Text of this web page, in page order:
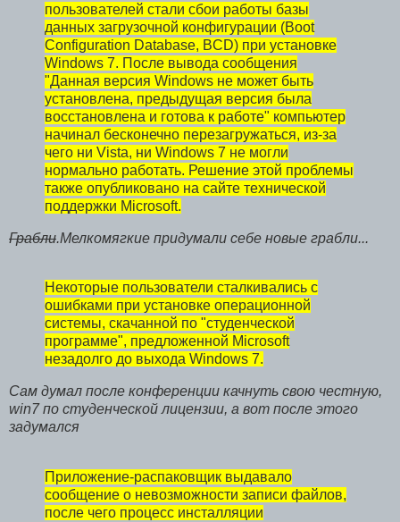
пользователей стали сбои работы базы
данных загрузочной конфигурации (Boot
Configuration Database, BCD) при установке
Windows 7. После вывода сообщения
"Данная версия Windows не может быть
установлена, предыдущая версия была
восстановлена и готова к работе" компьютер
начинал бесконечно перезагружаться, из-за
чего ни Vista, ни Windows 7 не могли
нормально работать. Решение этой проблемы
также опубликовано на сайте технической
поддержки Microsoft.
Грабли.Мелкомягкие придумали себе новые грабли...
Некоторые пользователи сталкивались с
ошибками при установке операционной
системы, скачанной по "студенческой
программе", предложенной Microsoft
незадолго до выхода Windows 7.
Сам думал после конференции качнуть свою честную,
win7 по студенческой лицензии, а вот после этого
задумался
Приложение-распаковщик выдавало
сообщение о невозможности записи файлов,
после чего процесс инсталляции